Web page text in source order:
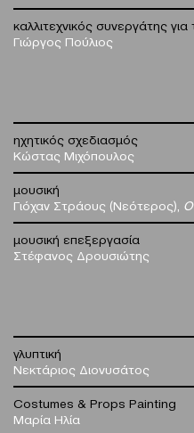
καλλιτεχνικός συνεργάτης για
Γιώργος Πούλιος
ηχητικός σχεδιασμός
Κώστας Μιχόπουλος
μουσική
Γιόχαν Στράους (Νεότερος), Ο
μουσική επεξεργασία
Στέφανος Δρουσιώτης
γλυπτική
Νεκτάριος Διονυσάτος
Costumes & Props Painting
Μαρία Ηλία